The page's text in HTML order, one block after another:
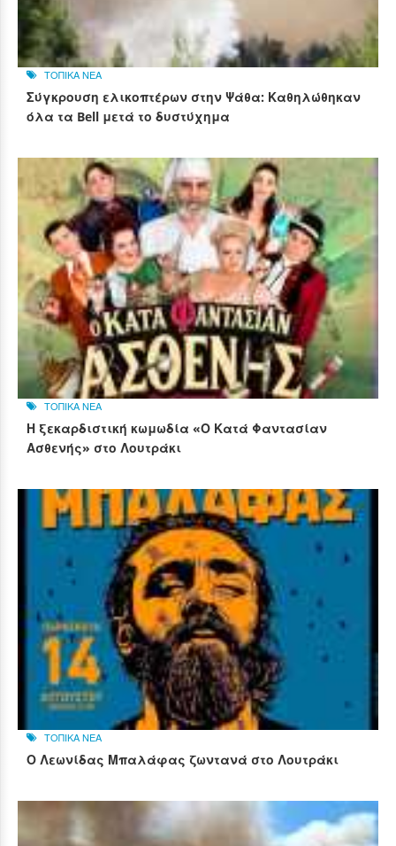
ΤΟΠΙΚΑ ΝΕΑ
Σύγκρουση ελικοπτέρων στην Ψάθα: Καθηλώθηκαν
όλα τα Bell μετά το δυστύχημα
ΤΟΠΙΚΑ ΝΕΑ
Η ξεκαρδιστική κωμωδία «Ο Κατά Φαντασίαν
Ασθενής» στο Λουτράκι
ΤΟΠΙΚΑ ΝΕΑ
Ο Λεωνίδας Μπαλάφας ζωντανά στο Λουτράκι